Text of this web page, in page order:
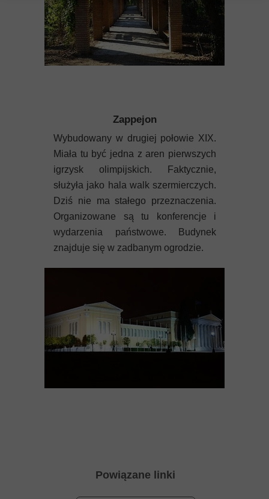
Zappejon
Wybudowany w drugiej połowie XIX.
Miała tu być jedna z aren pierwszych
igrzysk olimpijskich. Faktycznie,
służyła jako hala walk szermierczych.
Dziś nie ma stałego przeznaczenia.
Organizowane są tu konferencje i
wydarzenia państwowe. Budynek
znajduje się w zadbanym ogrodzie.
Powiązane linki